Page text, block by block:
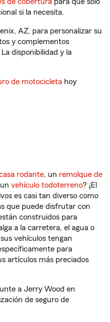
si la necesita.
AZ, para personalizar su
y complementos
disponibilidad y la
de motocicleta hoy
rodante, un remolque de
vehículo todoterreno? ¡El
es casi tan diverso como
que puede disfrutar con
construidos para
a la carretera, el agua o
vehículos tengan
para
artículos más preciados
a Jerry Wood en
de seguro de